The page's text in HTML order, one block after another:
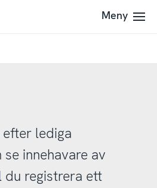
Meny
lediga
innehavare av
du registrera ett